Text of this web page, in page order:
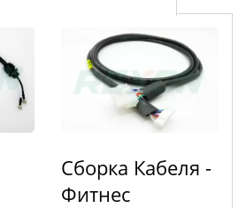
Сборка Кабеля -
Фитнес